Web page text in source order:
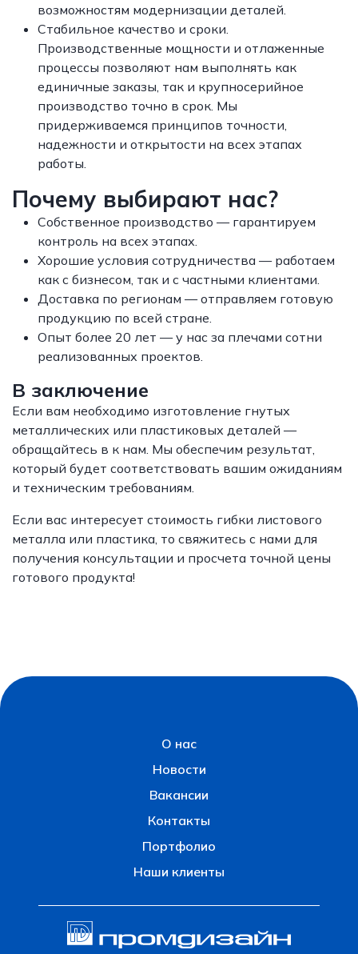
возможностям модернизации деталей.
Стабильное качество и сроки.
Производственные мощности и отлаженные
процессы позволяют нам выполнять как
единичные заказы, так и крупносерийное
производство точно в срок. Мы
придерживаемся принципов точности,
надежности и открытости на всех этапах
работы.
Почему выбирают нас?
Собственное производство — гарантируем
контроль на всех этапах.
Хорошие условия сотрудничества — работаем
как с бизнесом, так и с частными клиентами.
Доставка по регионам — отправляем готовую
продукцию по всей стране.
Опыт более 20 лет — у нас за плечами сотни
реализованных проектов.
В заключение
Если вам необходимо изготовление гнутых
металлических или пластиковых деталей —
обращайтесь в к нам. Мы обеспечим результат,
который будет соответствовать вашим ожиданиям
и техническим требованиям.
Если вас интересует стоимость гибки листового
металла или пластика, то свяжитесь с нами для
получения консультации и просчета точной цены
готового продукта!
О нас
Новости
Вакансии
Контакты
Портфолио
Наши клиенты